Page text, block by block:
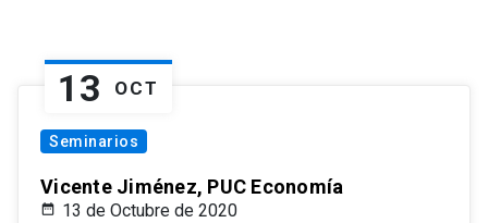
13 OCT
Seminarios
Vicente Jiménez, PUC Economía
13 de Octubre de 2020